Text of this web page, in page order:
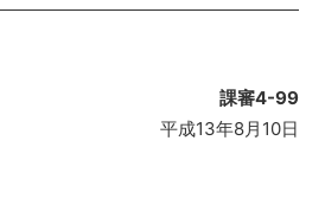
課審4-99
平成13年8月10日